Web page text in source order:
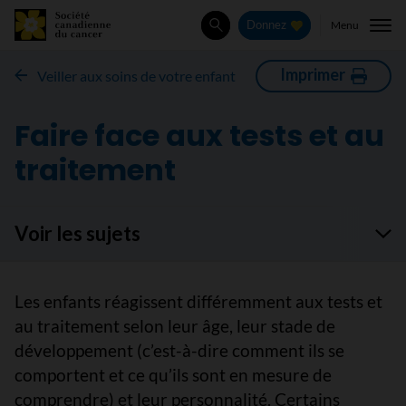
Rechercher
Donnez Menu
Veiller aux soins de votre enfant Imprimer
Faire face aux tests et au
traitement
Voir les sujets
Les enfants réagissent différemment aux tests et
au traitement selon leur âge, leur stade de
développement (c’est-à-dire comment ils se
comportent et ce qu’ils sont en mesure de
comprendre) et leur personnalité. Certains